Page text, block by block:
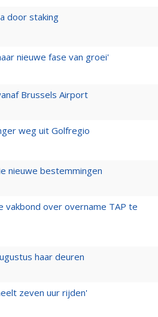
door staking
nieuwe fase van groei'
Brussels Airport
weg uit Golfregio
nieuwe bestemmingen
over overname TAP te
haar deuren
zeven uur rijden'